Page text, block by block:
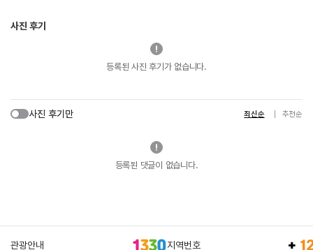
사진 후기
등록된 사진 후기가 없습니다.
사진 후기만 최신순 추천순
등록된 댓글이 없습니다.
관광안내 지역번호